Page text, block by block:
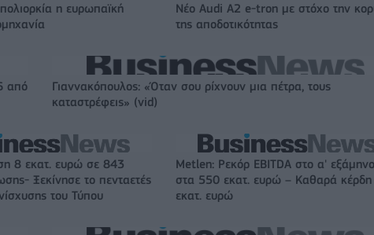
η ευρωπαϊκή
Νέο Audi A2 e-tron με στόχο την
της αποδοτικότητας
από
Γιαννακόπουλος: «Όταν σου ρίχνουν μια πέτρα, τους
καταστρέφεις» (vid)
8 εκατ. ευρώ σε 843
Ξεκίνησε το πενταετές
του Τύπου
Metlen: Ρεκόρ EBITDA στο α'
στα 550 εκατ. ευρώ – Καθαρά
εκατ. ευρώ